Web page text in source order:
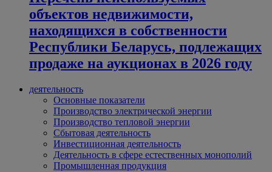
объектов недвижимости,
находящихся в собственности
Республики Беларусь, подлежащих
продаже на аукционах в 2026 году
деятельность
Основные показатели
Производство электрической энергии
Производство тепловой энергии
Сбытовая деятельность
Инвестиционная деятельность
Деятельность в сфере естественных монополий
Промышленная продукция